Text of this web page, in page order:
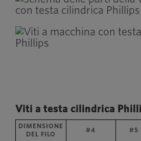
Viti a testa cilindrica
DIMENSIONE
DEL FILO
#4 #5